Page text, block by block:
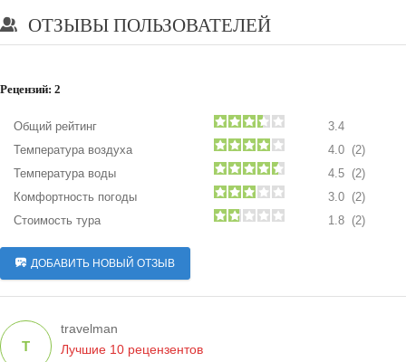
ОТЗЫВЫ ПОЛЬЗОВАТЕЛЕЙ
Рецензий: 2
Общий рейтинг
3.4
Температура воздуха
4.0 (2)
Температура воды
4.5 (2)
Комфортность погоды
3.0 (2)
Стоимость тура
1.8 (2)
ДОБАВИТЬ НОВЫЙ ОТЗЫВ
T
travelman
Лучшие 10 рецензентов